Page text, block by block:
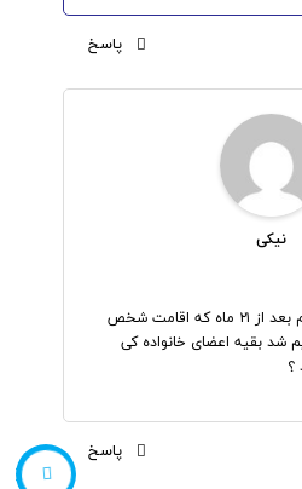
پاسخ
نیکی
سلام میخواستم بپرسم بعد از ۲۱ ماه که اقامت شخص
شد بقیه اعضای خانواده کی
؟
پاسخ